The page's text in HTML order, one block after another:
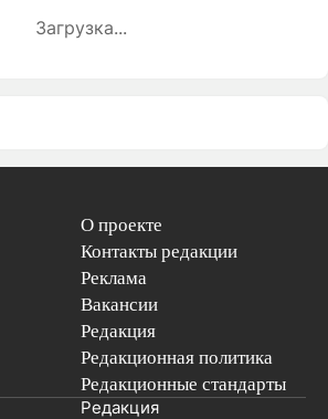
Загрузка...
О проекте
Контакты редакции
Реклама
Вакансии
Редакция
Редакционная политика
Редакционные стандарты
Редакция